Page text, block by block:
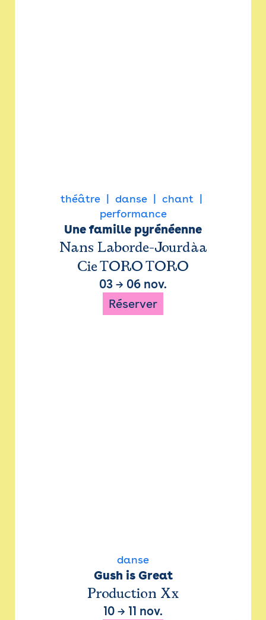
théâtre danse
chant
performance
Une famille pyrénéenne
Nans Laborde-Jourdàa
Cie TORO TORO
03 → 06 nov.
Réserver
danse
Gush is Great
Production Xx
10 → 11 nov.